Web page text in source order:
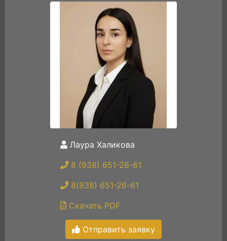
Лаура Халикова
8 (938) 651-26-61
8(938) 651-26-61
Скачать PDF
Отправить заявку